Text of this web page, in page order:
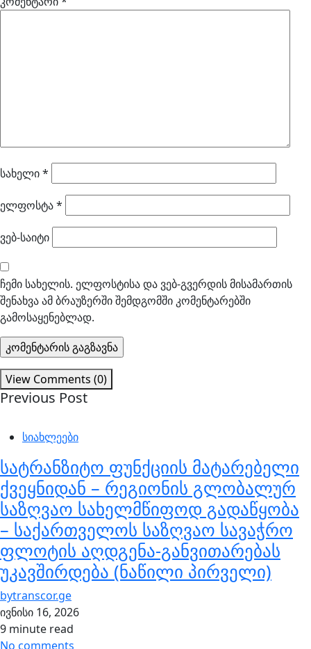
სახელი*
ელფოსტა*
ვებ-საიტი
ჩემი სახელის. ელფოსტისა და ვებ-გვერდის მისამართის
შენახვა ამ ბრაუზერში შემდგომში კომენტარებში
გამოსაყენებლად.
View Comments (0)
Previous Post
სიახლეები
სატრანზიტო ფუნქციის მატარებელი
ქვეყნიდან – რეგიონის გლობალურ
საზღვაო სახელმწიფოდ გადაწყობა
– საქართველოს საზღვაო სავაჭრო
ფლოტის აღდგენა-განვითარებას
უკავშირდება (ნაწილი პირველი)
bytranscor.ge
ივნისი 16, 2026
9 minute read
No comments